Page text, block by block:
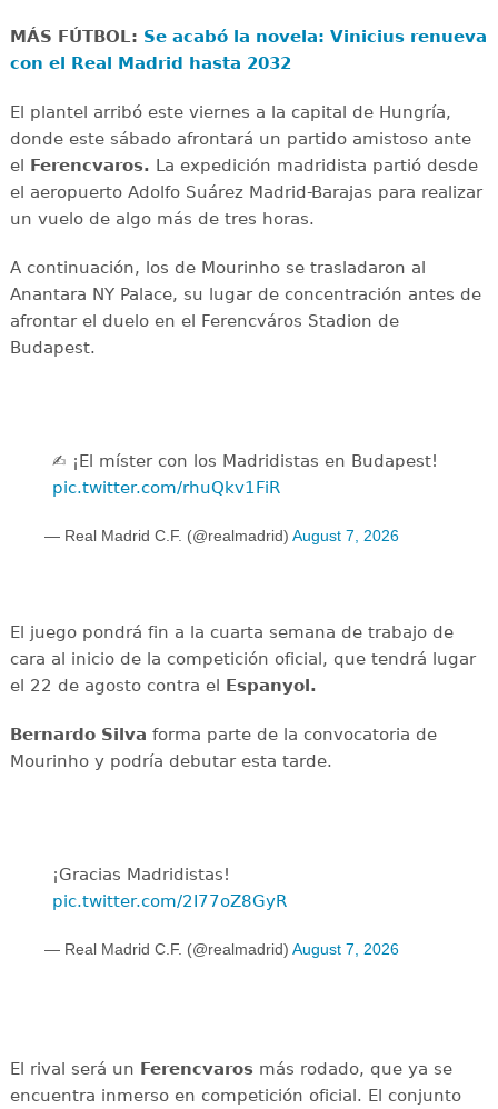
MÁS FÚTBOL: Se acabó la novela: Vinicius renueva
con el Real Madrid hasta 2032
El plantel arribó este viernes a la capital de Hungría,
donde este sábado afrontará un partido amistoso ante
el Ferencvaros. La expedición madridista partió desde
el aeropuerto Adolfo Suárez Madrid-Barajas para realizar
un vuelo de algo más de tres horas.
A continuación, los de Mourinho se trasladaron al
Anantara NY Palace, su lugar de concentración antes de
afrontar el duelo en el Ferencváros Stadion de
Budapest.
✍️ ¡El míster con los Madridistas en Budapest!
pic.twitter.com/rhuQkv1FiR
— Real Madrid C.F. (@realmadrid) August 7, 2026
El juego pondrá fin a la cuarta semana de trabajo de
cara al inicio de la competición oficial, que tendrá lugar
el 22 de agosto contra el
Espanyol.
Bernardo Silva forma parte de la convocatoria de
Mourinho y podría debutar esta tarde.
¡Gracias Madridistas!
pic.twitter.com/2I77oZ8GyR
— Real Madrid C.F. (@realmadrid) August 7, 2026
El rival será un Ferencvarosmás rodado, que ya se
encuentra inmerso en competición oficial. El conjunto